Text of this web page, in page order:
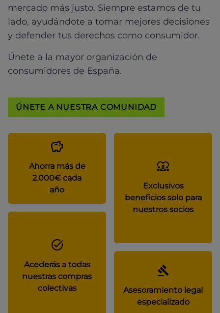
mercado más justo. Siempre estamos de tu
lado, ayudándote a tomar mejores decisiones
y defender tus derechos como consumidor.
Únete a la mayor organización de
consumidores de España.
ÚNETE A NUESTRA COMUNIDAD
Ahorra más de
2.000€ cada
año
Exclusivos
beneficios solo para
nuestros socios
Acederás a todas
nuestras compras
colectivas
Asesoramiento legal
especializado